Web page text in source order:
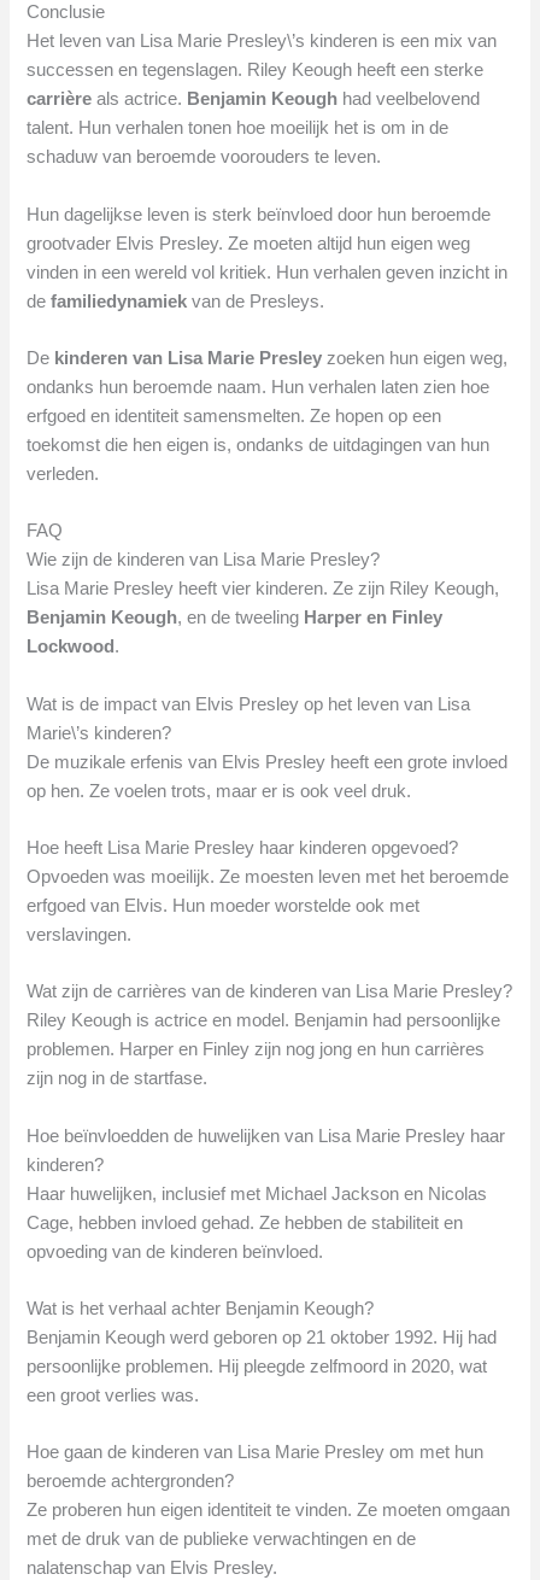
Conclusie
Het leven van Lisa Marie Presley\’s kinderen is een mix van
successen en tegenslagen. Riley Keough heeft een sterke
carrière als actrice. Benjamin Keough had veelbelovend
talent. Hun verhalen tonen hoe moeilijk het is om in de
schaduw van beroemde voorouders te leven.
Hun dagelijkse leven is sterk beïnvloed door hun beroemde
grootvader Elvis Presley. Ze moeten altijd hun eigen weg
vinden in een wereld vol kritiek. Hun verhalen geven inzicht in
defamiliedynamiek van de Presleys.
De kinderen van Lisa Marie Presley zoeken hun eigen weg,
ondanks hun beroemde naam. Hun verhalen laten zien hoe
erfgoed en identiteit samensmelten. Ze hopen op een
toekomst die hen eigen is, ondanks de uitdagingen van hun
verleden.
FAQ
Wie zijn de kinderen van Lisa Marie Presley?
Lisa Marie Presley heeft vier kinderen. Ze zijn Riley Keough,
Benjamin Keough, en de tweeling Harper en Finley
Lockwood .
Wat is de impact van Elvis Presley op het leven van Lisa
Marie\’s kinderen?
De muzikale erfenis van Elvis Presley heeft een grote invloed
op hen. Ze voelen trots, maar er is ook veel druk.
Hoe heeft Lisa Marie Presley haar kinderen opgevoed?
Opvoeden was moeilijk. Ze moesten leven met het beroemde
erfgoed van Elvis. Hun moeder worstelde ook met
verslavingen.
Wat zijn de carrières van de kinderen van Lisa Marie Presley?
Riley Keough is actrice en model. Benjamin had persoonlijke
problemen. Harper en Finley zijn nog jong en hun carrières
zijn nog in de startfase.
Hoe beïnvloedden de huwelijken van Lisa Marie Presley haar
kinderen?
Haar huwelijken, inclusief met Michael Jackson en Nicolas
Cage, hebben invloed gehad. Ze hebben de stabiliteit en
opvoeding van de kinderen beïnvloed.
Wat is het verhaal achter Benjamin Keough?
Benjamin Keough werd geboren op 21 oktober 1992. Hij had
persoonlijke problemen. Hij pleegde zelfmoord in 2020, wat
een groot verlies was.
Hoe gaan de kinderen van Lisa Marie Presley om met hun
beroemde achtergronden?
Ze proberen hun eigen identiteit te vinden. Ze moeten omgaan
met de druk van de publieke verwachtingen en de
nalatenschap van Elvis Presley.